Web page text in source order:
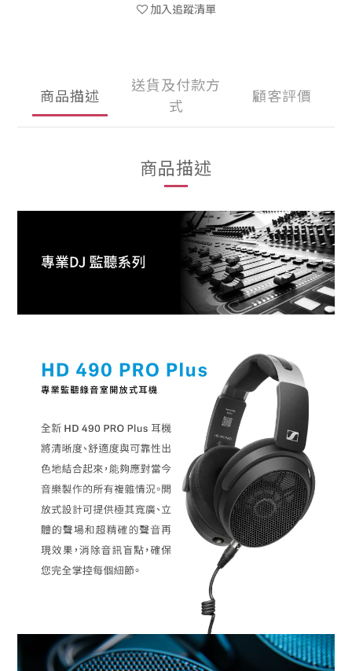
加入追蹤清單
商品描述
送貨及付款方
式
顧客評價
商品描述